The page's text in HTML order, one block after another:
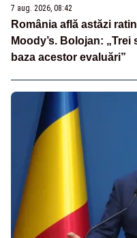
7 aug. 2026, 08:42
România află astăzi
Moody’s. Bolojan:
baza acestor evaluări”